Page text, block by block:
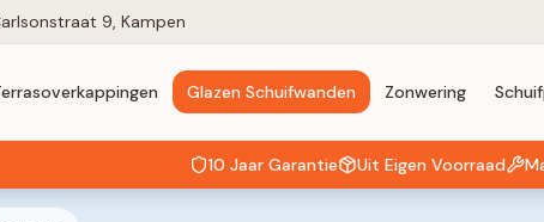
9, Kampen
Glazen Schuifwanden Zonwering
10 Jaar Garantie Uit Eigen Voorraad